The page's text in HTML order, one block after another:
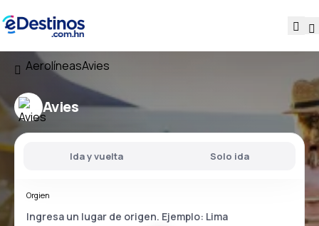
AerolíneasAvies
Avies
Ida y vuelta Solo ida
Orgien